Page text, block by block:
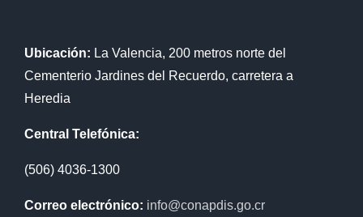
Ubicación: La Valencia, 200 metros norte del
Cementerio Jardines del Recuerdo, carretera a
Heredia
Central Telefónica:
(506) 4036-1300
Correo electrónico: info@conapdis.go.cr